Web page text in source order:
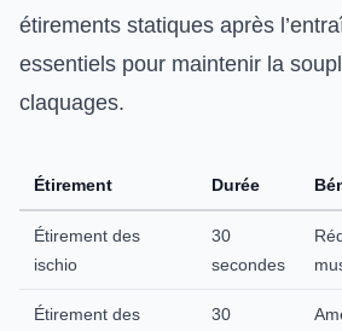
étirements statiques après
essentiels pour maintenir la
claquages.
Étirement Durée
Étirement des
ischio
30
secondes
Étirement des
30